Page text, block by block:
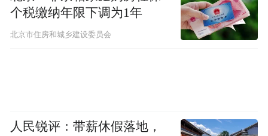
个税缴纳年限下调为1年
北京市住房和城乡建设委员会
人民锐评：带薪休假落地，